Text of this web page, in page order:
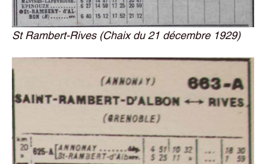
St Rambert-Rives (Chaix du 21 décembre 1929)